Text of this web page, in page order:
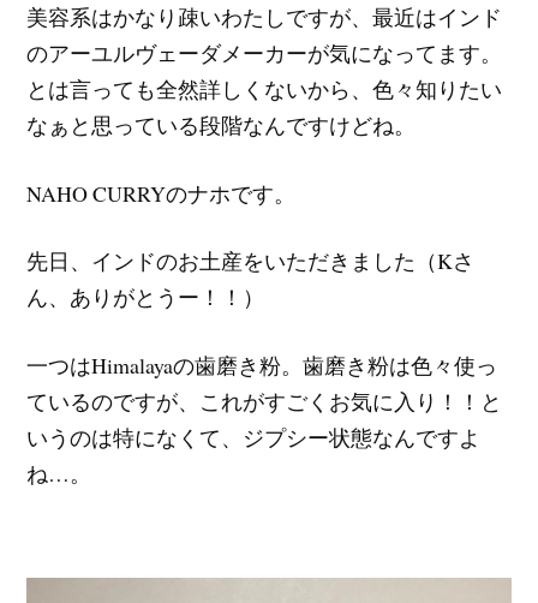
美容系はかなり疎いわたしですが、最近はインド
のアーユルヴェーダメーカーが気になってます。
とは言っても全然詳しくないから、色々知りたい
なぁと思っている段階なんですけどね。
NAHO CURRYのナホです。
先日、インドのお土産をいただきました（Kさ
ん、ありがとうー！！）
一つはHimalayaの歯磨き粉。歯磨き粉は色々使っ
ているのですが、これがすごくお気に入り！！と
いうのは特になくて、ジプシー状態なんですよ
ね…。